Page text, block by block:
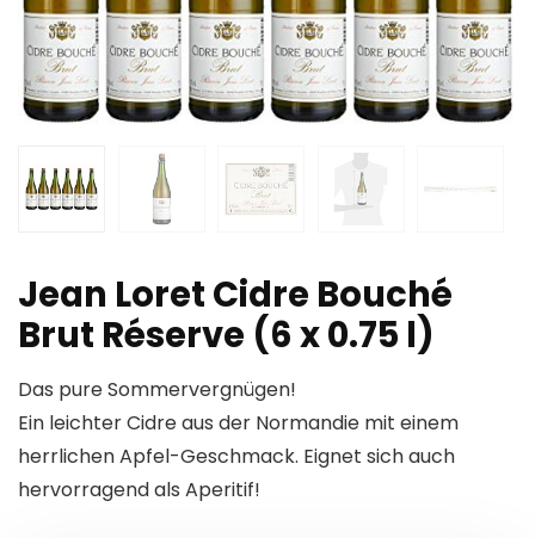
Jean Loret Cidre Bouché
Brut Réserve (6 x 0.75 l)
Das pure Sommervergnügen!
Ein leichter Cidre aus der Normandie mit einem
herrlichen Apfel-Geschmack. Eignet sich auch
hervorragend als Aperitif!